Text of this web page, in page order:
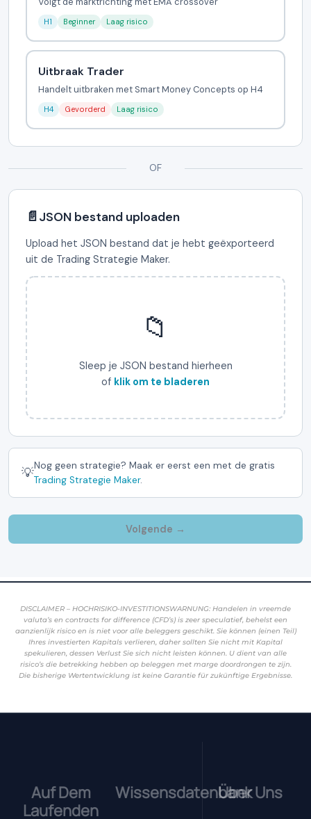
DISCLAIMER – HOCHRISIKO-INVESTITIONSWARNUNG: Handelen in vreemde
valuta’s en contracts for difference (CFD’s) is zeer speculatief, behelst een
aanzienlijk risico en is niet voor alle beleggers geschikt. Sie können (einen Teil)
Ihres investierten Kapitals verlieren, daher sollten Sie nicht mit Kapital
spekulieren, dessen Verlust Sie sich nicht leisten können. U dient van alle
risico’s die betrekking hebben op beleggen met marge doordrongen te zijn.
Die bisherige Wertentwicklung ist keine Garantie für zukünftige Ergebnisse.
Auf Dem
Laufenden
Wissensdatenbank
Über Uns